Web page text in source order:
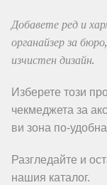
Добавете ред и
органайзер за
изчистен дизайн.
Изберете този
чекмеджета за
ви зона по-
Разгледайте и
нашия каталог.